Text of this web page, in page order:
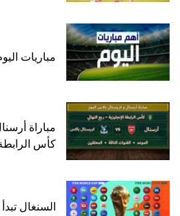
مباريات
مباراة
كأس
السنغال